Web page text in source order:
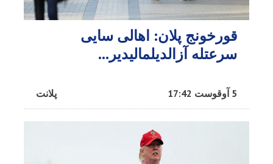
قورخونج پلان: اهالی سایی
سرعتله آزالدیلمالیدیر...
پلانت 5 آوقوست 17:42